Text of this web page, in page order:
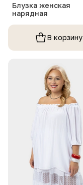
Блузка женская
нарядная
В корзину